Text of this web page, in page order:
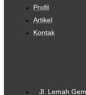
Profil
Artikel
Kontak
Jl. Lemah